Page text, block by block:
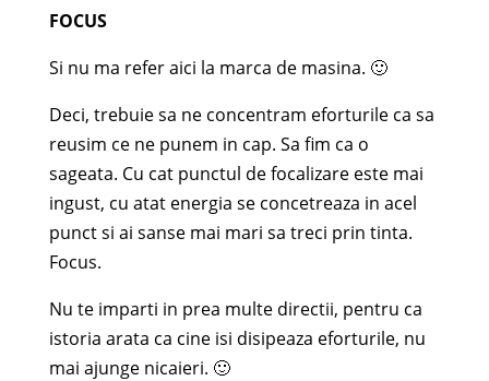
FOCUS
Si nu ma refer aici la marca de masina. 🙂
Deci, trebuie sa ne concentram eforturile ca sa
reusim ce ne punem in cap. Sa fim ca o
sageata. Cu cat punctul de focalizare este mai
ingust, cu atat energia se concetreaza in acel
punct si ai sanse mai mari sa treci prin tinta.
Focus.
Nu te imparti in prea multe directii, pentru ca
istoria arata ca cine isi disipeaza eforturile, nu
mai ajunge nicaieri. 🙂